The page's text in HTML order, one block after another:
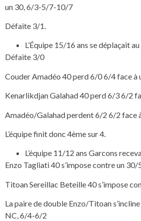
un 30, 6/3-5/7-10/7
Défaite 3/1.
L’Équipe 15/16 ans se déplaçait
Défaite 3/0
Couder Amadéo 40 perd 6/0 6/4 face à
Kenarlikdjan Galahad 40 perd 6/3 6/2
Amadéo/Galahad perdent 6/2 6/2 face
L’équipe finit donc 4ème sur 4.
L’équipe 11/12 ans Garcons
Enzo Tagliati 40 s’impose contre un
Titoan Sereillac Beteille 40 s’impose
La paire de double Enzo/Titoan
NC, 6/4-6/2